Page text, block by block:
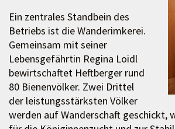
Ein zentrales Standbein des
Betriebs ist die Wanderimkerei.
Gemeinsam mit seiner
Lebensgefährtin Regina Loidl
bewirtschaftet Heftberger rund
80 Bienenvölker. Zwei Drittel
der leistungsstärksten Völker
werden auf Wanderschaft geschickt,